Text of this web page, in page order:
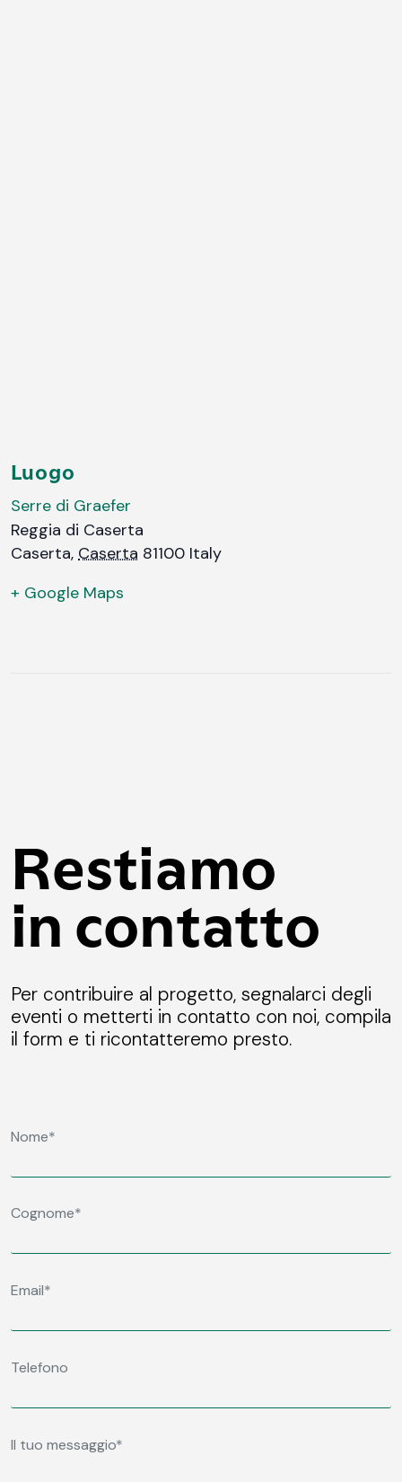
Luogo
Serre di Graefer
Reggia di Caserta
Caserta, Caserta 81100 Italy
+ Google Maps
Restiamo
in contatto
Per contribuire al progetto, segnalarci degli
eventi o metterti in contatto con noi, compila
il form e ti ricontatteremo presto.